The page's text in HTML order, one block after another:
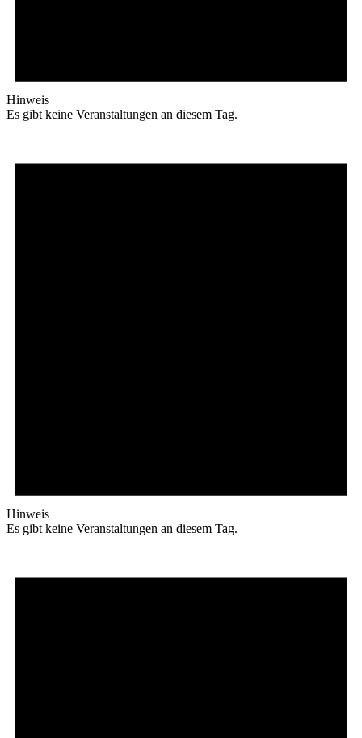
Hinweis
Es gibt keine Veranstaltungen an diesem Tag.
Hinweis
Es gibt keine Veranstaltungen an diesem Tag.